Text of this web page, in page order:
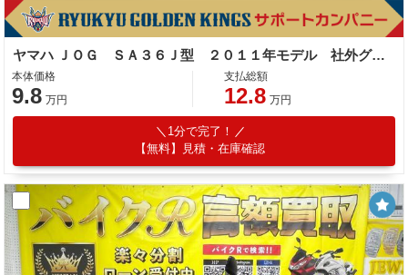
ヤマハ ＪＯＧ ＳＡ３６Ｊ型 ２０１１年モデル 社外グリップ センタースタンド リアキャリア
本体価格
9.8 万円
支払総額
12.8 万円
1分で完了！
【無料】見積・在庫確認